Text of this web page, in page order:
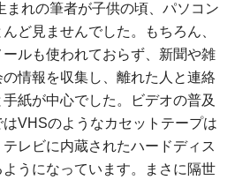
まれの筆者が子供の頃、パソコン
ど見ませんでした。もちろん、
ルも使われておらず、新聞や雑
情報を収集し、離れた人と連絡
紙が中心でした。ビデオの普及
VHSのようなカセットテープは
レビに内蔵されたハードディス
うになっています。まさに隔世